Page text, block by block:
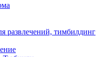
развлечений, тимбилдинг